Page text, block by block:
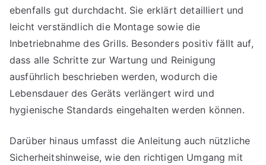
ebenfalls gut durchdacht. Sie erklärt detailliert und
leicht verständlich die Montage sowie die
Inbetriebnahme des Grills. Besonders positiv fällt auf,
dass alle Schritte zur Wartung und Reinigung
ausführlich beschrieben werden, wodurch die
Lebensdauer des Geräts verlängert wird und
hygienische Standards eingehalten werden können.
Darüber hinaus umfasst die Anleitung auch nützliche
Sicherheitshinweise, wie den richtigen Umgang mit